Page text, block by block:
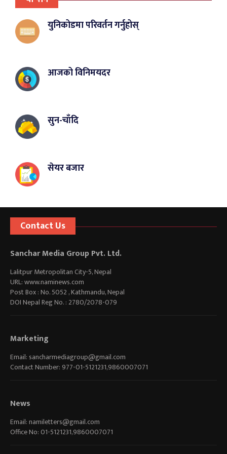
युनिकोडमा परिवर्तन गर्नुहोस्
आजको विनिमयदर
सुन-चाँदि
सेयर बजार
Contact Us
Sanchar Media Group Pvt. Ltd.
Lalitpur Metropolitan City-5, Nepal
URL: www.naminews.com
Post Box : No. 5052 , Kathmandu, Nepal
DOI Nepal Reg No. : 2780/2078-079
Marketing
Email: sancharmediagroup@gmail.com
Contact Number: 977-01-5121231,9860007071
News
Email:namiletters@gmail.com
Office No: 01-5121231,9860007071